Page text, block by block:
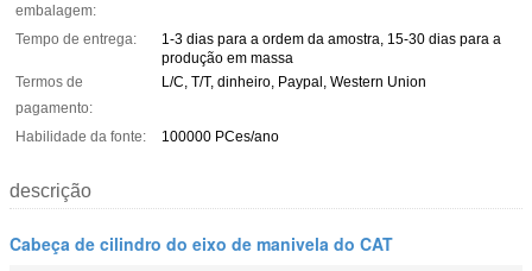
embalagem:
Tempo de entrega:
1-3 dias para a ordem da amostra, 15-30 dias para a
produção em massa
Termos de
pagamento:
L/C, T/T, dinheiro, Paypal, Western Union
Habilidade da fonte: 100000 PCes/ano
descrição
Cabeça de cilindro do eixo de manivela do CAT